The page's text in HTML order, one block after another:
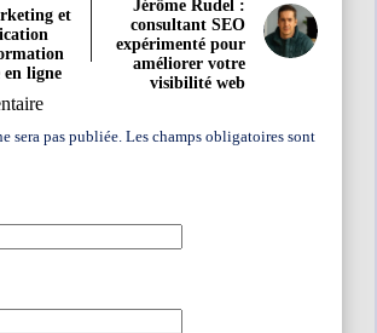
et
en ligne
Jérôme Rudel :
consultant SEO
expérimenté pour
améliorer votre
visibilité web
sera pas publiée. Les champs obligatoires sont